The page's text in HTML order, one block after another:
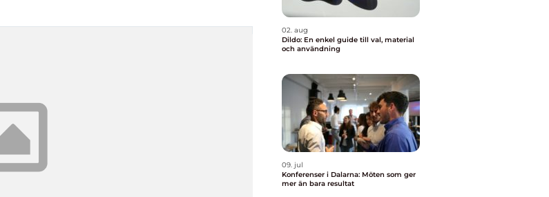
02. aug
Dildo: En enkel guide till val, material
och användning
09. jul
Konferenser i Dalarna: Möten som ger
mer än bara resultat